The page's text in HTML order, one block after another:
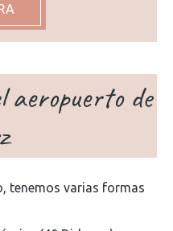
aeropuerto de
tenemos varias formas